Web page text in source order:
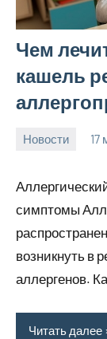
Чем
кашель
Новости 17
симптомы
возникнуть в
аллергенов.
Читать далее